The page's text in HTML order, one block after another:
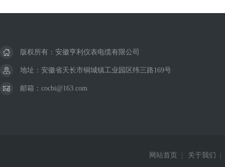
版权所有：安徽亨利仪表电缆有限公司
地址：安徽省天长市铜城镇工业园区纬三路169号
邮箱：cocbi@163.com
网站首页 关于我们